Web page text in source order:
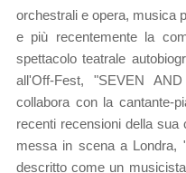
orchestrali e opera, musica
e più recentemente la
spettacolo teatrale
all'Off-Fest, "SEVEN
collabora con la cantante-
recenti recensioni della sua
messa in scena a Londra,
descritto come un